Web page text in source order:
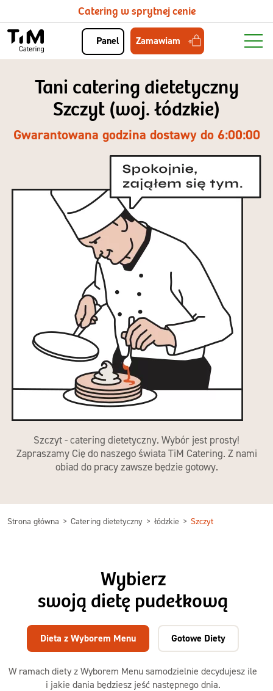
Catering w sprytnej cenie
Panel Zamawiam
Tani catering dietetyczny
Szczyt (woj. łódzkie)
Gwarantowana godzina dostawy do 6:00:00
Szczyt - catering dietetyczny. Wybór jest prosty!
Zapraszamy Cię do naszego świata TiM Catering. Z nami
obiad do pracy zawsze będzie gotowy.
Strona główna Catering dietetyczny łódzkie Szczyt
Wybierz
swoją dietę pudełkową
W ramach diety z Wyborem Menu samodzielnie decydujesz ile
i jakie dania będziesz jeść następnego dnia.
Dieta z Wyborem Menu Gotowe Diety